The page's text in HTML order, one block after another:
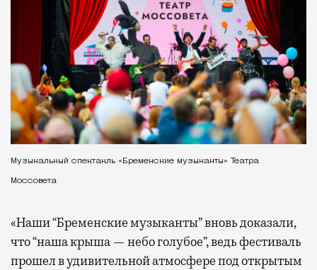
Музыкальный спектакль «Бременские музыканты» Театра
Моссовета
«Наши “Бременские музыканты” вновь доказали,
что “наша крыша — небо голубое”, ведь фестиваль
прошел в удивительной атмосфере под открытым